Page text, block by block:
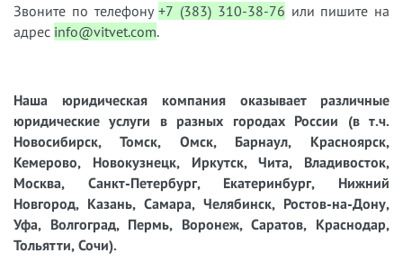
Звоните по телефону+7 (383) 310-38-76 или пишите на
адрес info@vitvet.com.
Наша юридическая компания оказывает различные
юридические услуги в разных городах России (в т.ч.
Новосибирск, Томск, Омск, Барнаул, Красноярск,
Кемерово, Новокузнецк, Иркутск, Чита, Владивосток,
Москва, Санкт-Петербург, Екатеринбург, Нижний
Новгород, Казань, Самара, Челябинск, Ростов-на-Дону,
Уфа, Волгоград, Пермь, Воронеж, Саратов, Краснодар,
Тольятти, Сочи).